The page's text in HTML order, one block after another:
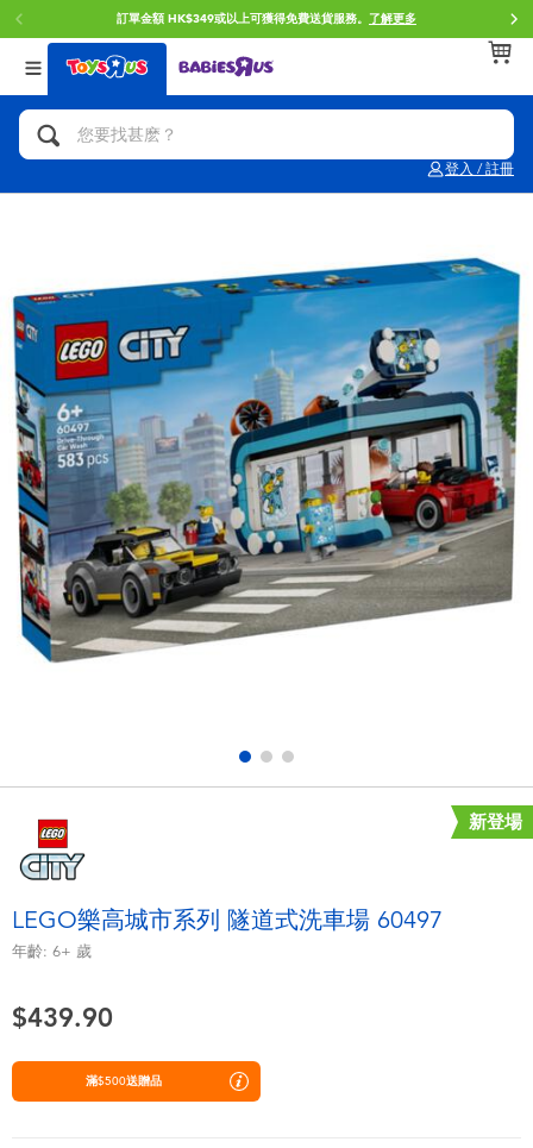
門店自取服務 網上購買並在店內取貨。了解更多
登入 / 註冊
返回
分類目錄
人氣英雄,角色扮演,射擊玩具
拼砌組合及樂高LEGO
玩具車,貨車,火車及遙控系列
手工藝,文具,蠟筆,泥膠,畫板
娃娃, 芭比,收藏公仔
電子玩具
遊戲及拼圖系列
毛毛公仔玩具
夏日用品
嬰兒及學前玩具
返回
品牌
Brunch Brother 早午餐兄弟
Mini Brands
Play-Doh培樂多
Pokemon寶可夢
playpop
LEGO樂高
返回
年齢
0~2歳
8~11歳
12~14歳
14歳以上
新登場
LEGO樂高城市系列 隧道式洗車場 60497
年齡: 6+ 歲
$439.90
滿$500送贈品